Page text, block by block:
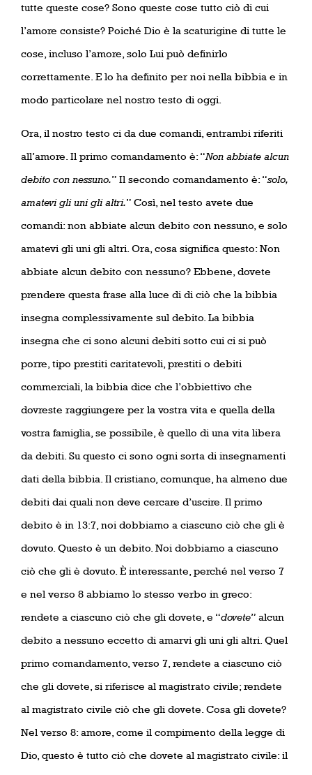
tutte queste cose? Sono queste cose tutto ciò di cui
l’amore consiste? Poiché Dio è la scaturigine di tutte le
cose, incluso l’amore, solo Lui può definirlo
correttamente. E lo ha definito per noi nella bibbia e in
modo particolare nel nostro testo di oggi.
Ora, il nostro testo ci da due comandi, entrambi riferiti
all’amore. Il primo comandamento è: “Non abbiate alcun
debito con nessuno.” Il secondo comandamento è: “solo,
amatevi gli uni gli altri.” Così, nel testo avete due
comandi: non abbiate alcun debito con nessuno, e solo
amatevi gli uni gli altri. Ora, cosa significa questo: Non
abbiate alcun debito con nessuno? Ebbene, dovete
prendere questa frase alla luce di di ciò che la bibbia
insegna complessivamente sul debito. La bibbia
insegna che ci sono alcuni debiti sotto cui ci si può
porre, tipo prestiti caritatevoli, prestiti o debiti
commerciali, la bibbia dice che l’obbiettivo che
dovreste raggiungere per la vostra vita e quella della
vostra famiglia, se possibile, è quello di una vita libera
da debiti. Su questo ci sono ogni sorta di insegnamenti
dati della bibbia. Il cristiano, comunque, ha almeno due
debiti dai quali non deve cercare d’uscire. Il primo
debito è in 13:7, noi dobbiamo a ciascuno ciò che gli è
dovuto. Questo è un debito. Noi dobbiamo a ciascuno
ciò che gli è dovuto. È interessante, perché nel verso 7
e nel verso 8 abbiamo lo stesso verbo in greco:
rendete a ciascuno ciò che gli dovete, e “dovete” alcun
debito a nessuno eccetto di amarvi gli uni gli altri. Quel
primo comandamento, verso 7, rendete a ciascuno ciò
che gli dovete, si riferisce al magistrato civile; rendete
al magistrato civile ciò che gli dovete. Cosa gli dovete?
Nel verso 8: amore, come il compimento della legge di
Dio, questo è tutto ciò che dovete al magistrato civile: il